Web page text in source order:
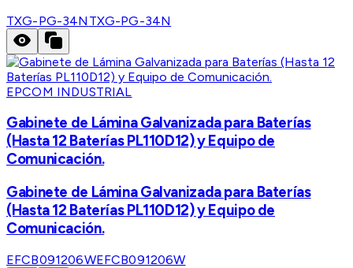
TXG-PG-34N TXG-PG-34N
EPCOM INDUSTRIAL
Gabinete de Lámina Galvanizada para Baterías
(Hasta 12 Baterías PL110D12) y Equipo de
Comunicación.
Gabinete de Lámina Galvanizada para Baterías
(Hasta 12 Baterías PL110D12) y Equipo de
Comunicación.
EFCB091206WEFCB091206W